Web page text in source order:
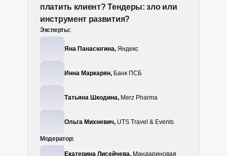
платить клиент? Тендеры: зло или
инструмент развития?
Эксперты:
Яна Панасюгина, Яндекс
Инна Маркарян, Банк ПСБ
Татьяна Шкодина, Merz Pharma
Ольга Михневич, UTS Travel & Events
Модератор:
Екатерина Лисейчева, Мандариновая